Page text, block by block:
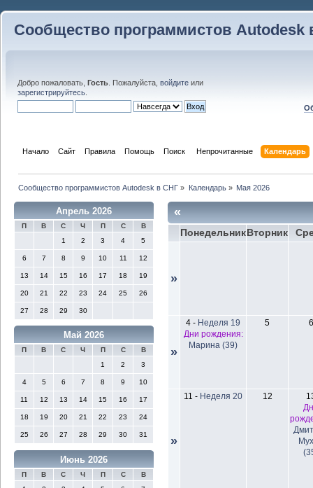
Сообщество программистов Autodesk
Добро пожаловать, Гость . Пожалуйста, войдите или
зарегистрируйтесь
Начало Сайт Правила Помощь Поиск Непрочитанные Календарь
Сообщество программистов Autodesk в СНГ » Календарь» Мая 2026
Апрель 2026
П В С Ч П С
В
1
2 3 4 5
6 7 8 9 10 11 12
13 14 15 16 17 18 19
20 21 22 23 24 25 26
27 28 29 30
Май 2026
П В С Ч П С
В
1
2 3
4 5 6 7 8 9 10
11 12 13 14 15 16 17
18 19 20 21 22 23 24
25 26 27 28 29 30 31
Июнь 2026
П В С Ч П С
В
«
ПонедельникВторник
»
»
4 - Неделя 19
Дни рождения:
Марина (39)
5 6
»
11 - Неделя 20 12